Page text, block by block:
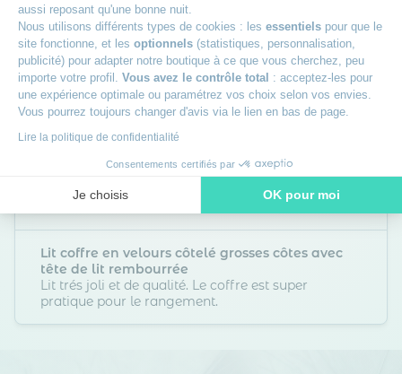
aussi reposant qu'une bonne nuit.
Nous utilisons différents types de cookies : les essentiels pour que le
site fonctionne, et les optionnels (statistiques, personnalisation,
publicité) pour adapter notre boutique à ce que vous cherchez, peu
importe votre profil. Vous avez le contrôle total : acceptez-les pour
une expérience optimale ou paramétrez vos choix selon vos envies.
Vous pourrez toujours changer d'avis via le lien en bas de page.
Lire la politique de confidentialité
Consentements certifiés par
Je choisis OK pour moi
Notre plateforme vous permet d'adapter et de gérer vos
Avis des clients
Lit coffre en velours côtelé grosses côtes
avec tête de lit capitonnée
5,00/5
Laurence G.
Lit coffre en velours côtelé grosses côtes avec
tête de lit rembourrée
Lit trés joli et de qualité. Le coffre est super
pratique pour le rangement.